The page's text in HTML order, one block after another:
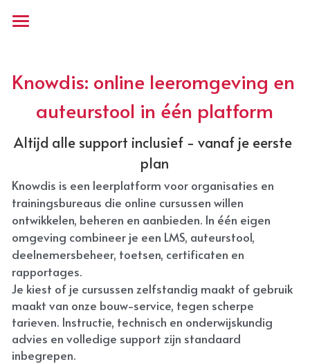
Medewerkers trainen
Knowdis voor je organisatie
Onboarding online
Voor opleiders
Knowdis voor opleiders
Blended learning calculator
Kennis & Advies
LMS-vergelijken
Over ons
E-learning bouwservice
Interactief
Cursusaanbod
Contact
Knowdis: online leeromgeving en
auteurstool in één platform
Altijd alle support inclusief - vanaf je eerste
plan
Knowdis is een leerplatform voor organisaties en
trainingsbureaus die online cursussen willen
ontwikkelen, beheren en aanbieden. In één eigen
omgeving combineer je een LMS, auteurstool,
deelnemersbeheer, toetsen, certificaten en
rapportages.
Je kiest of je cursussen zelfstandig maakt of gebruik
maakt van onze bouw-service, tegen scherpe
tarieven. Instructie, technisch en onderwijskundig
advies en volledige support zijn standaard
inbegrepen.